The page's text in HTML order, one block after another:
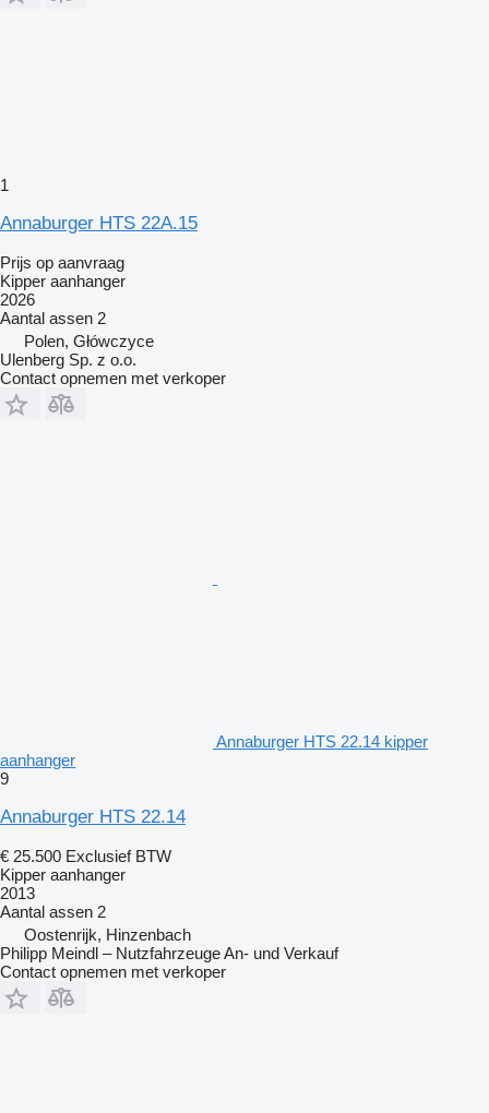
1
Annaburger HTS 22A.15
Prijs op aanvraag
Kipper aanhanger
2026
Aantal assen 2
Polen, Główczyce
Ulenberg Sp. z o.o.
Contact opnemen met verkoper
Annaburger HTS 22.14 kipper
aanhanger
9
Annaburger HTS 22.14
€ 25.500 Exclusief BTW
Kipper aanhanger
2013
Aantal assen 2
Oostenrijk, Hinzenbach
Philipp Meindl – Nutzfahrzeuge An- und Verkauf
Contact opnemen met verkoper